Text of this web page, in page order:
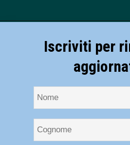
Iscriviti per